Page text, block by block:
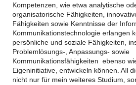
Kompetenzen, wie etwa analytische
organisatorische Fähigkeiten,
Fähigkeiten sowie Kenntnisse der
Kommunikationstechnologie erlangen
persönliche und soziale Fähigkeiten,
Problemlösungs-, Anpassungs- sowie
Kommunikationsfähigkeiten ebenso
Eigeninitiative, entwickeln können. All
nicht nur für mein weiteres Studium,